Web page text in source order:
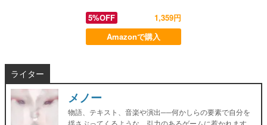
5%OFF
1,359円
Amazonで購入
ライター
メノー
物語、テキスト、音楽や演出──何かしらの要素で自分を